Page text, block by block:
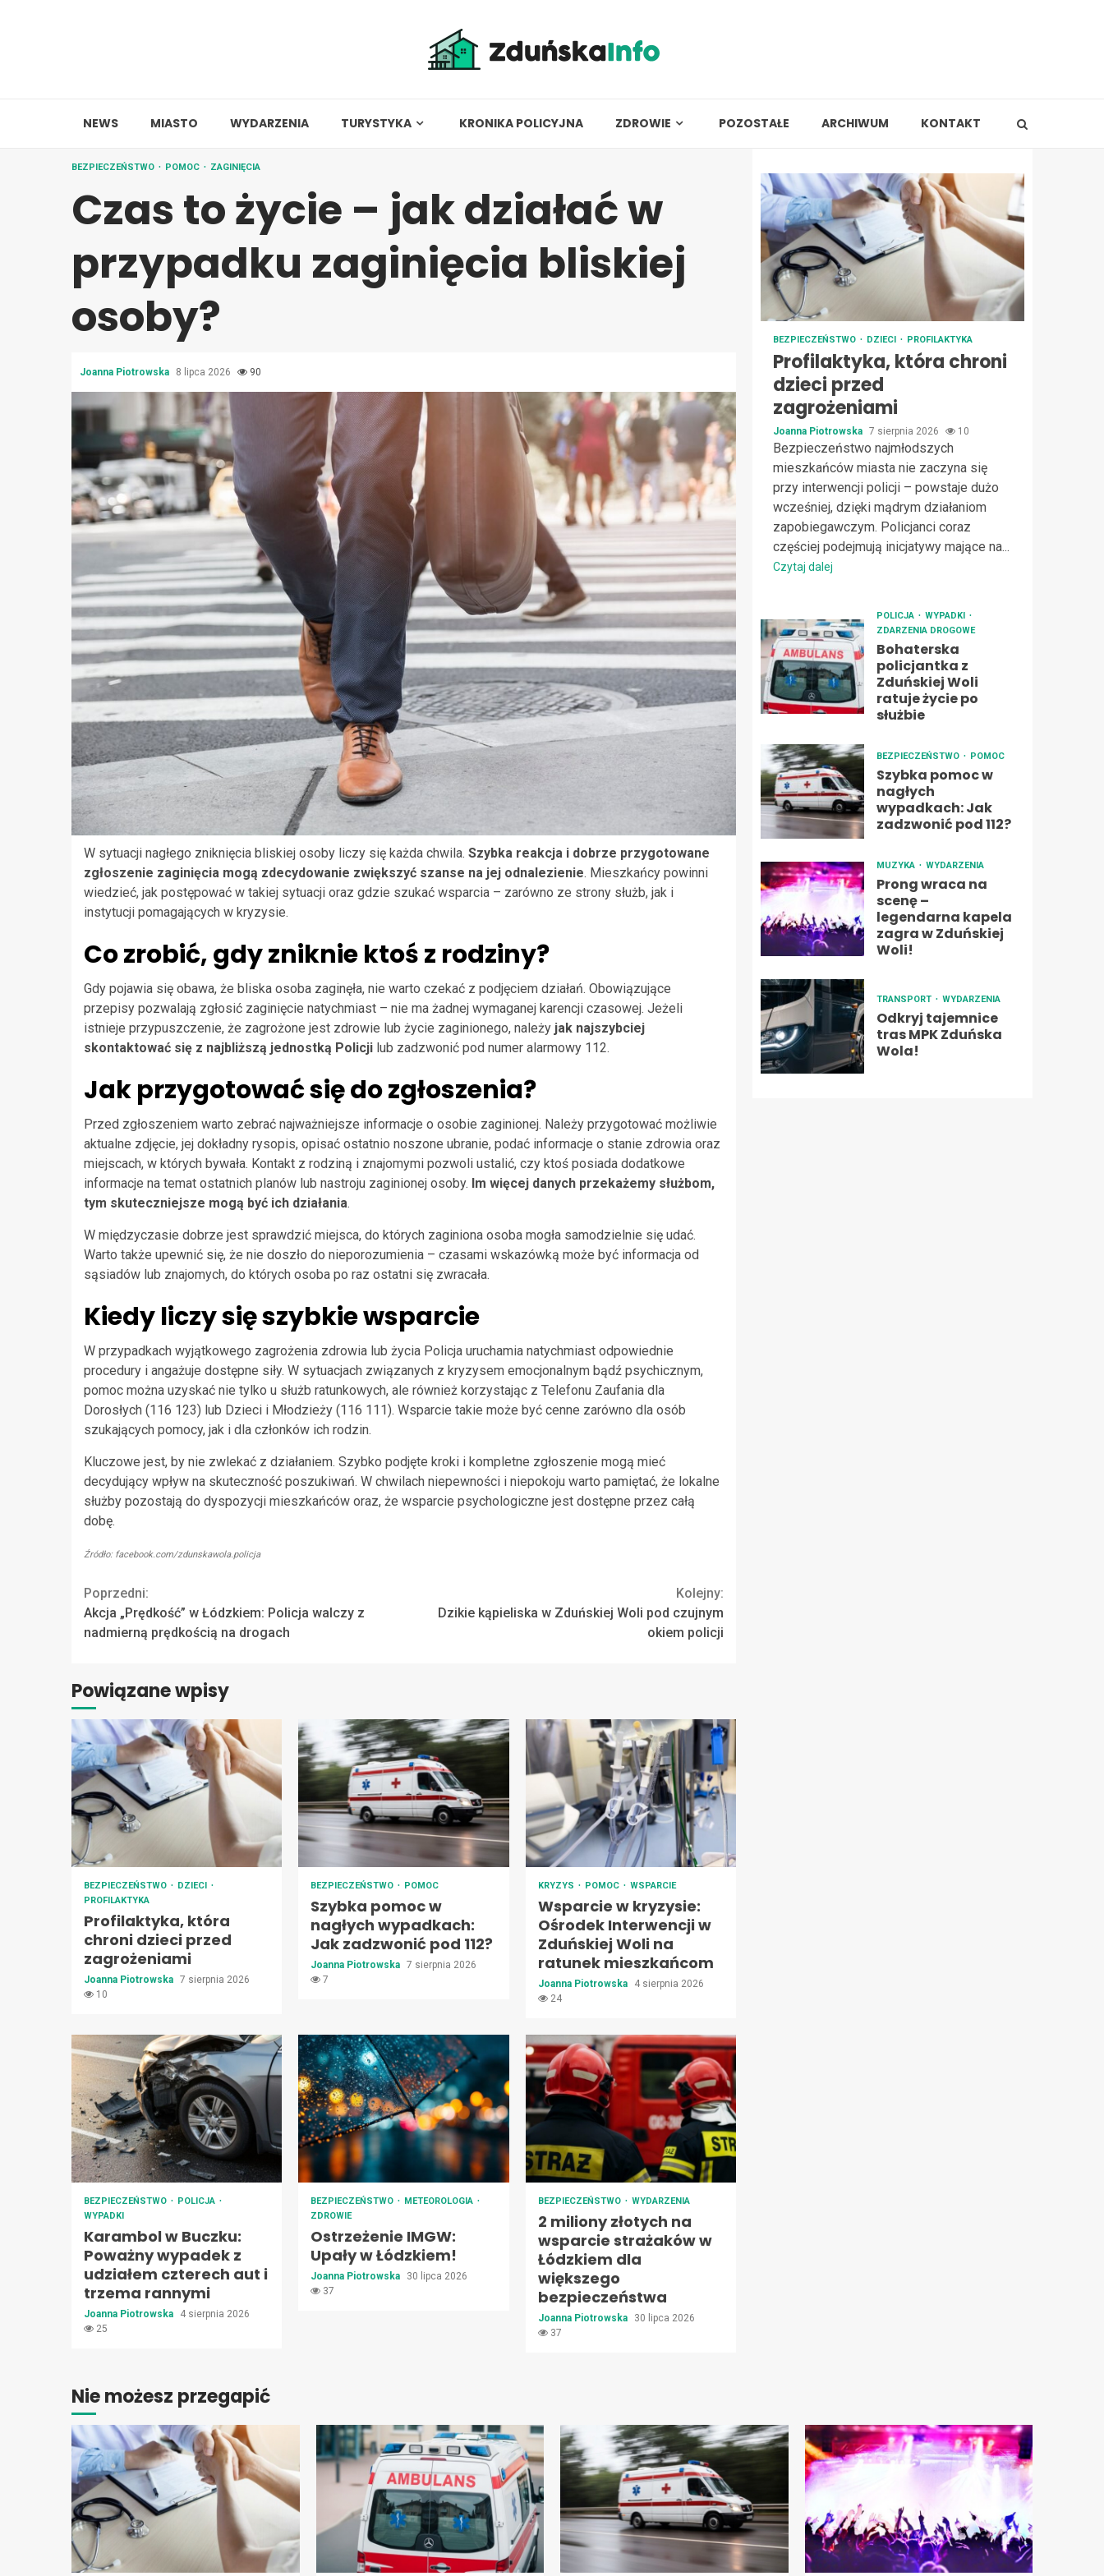
NEWS MIASTO WYDARZENIA TURYSTYKA KRONIKA POLICYJNA ZDROWIE POZOSTAŁE ARCHIWUM KONTAKT
BEZPIECZEŃSTWO POMOC ZAGINIĘCIA
Czas to życie – jak działać w
przypadku zaginięcia bliskiej
osoby?
Joanna Piotrowska 8 lipca 2026 90
W sytuacji nagłego zniknięcia bliskiej osoby liczy się każda chwila. Szybka reakcja i dobrze przygotowane
zgłoszenie zaginięcia mogą zdecydowanie zwiększyć szanse na jej odnalezienie. Mieszkańcy powinni
wiedzieć, jak postępować w takiej sytuacji oraz gdzie szukać wsparcia – zarówno ze strony służb, jak i
instytucji pomagających w kryzysie.
Co zrobić, gdy zniknie ktoś z rodziny?
Gdy pojawia się obawa, że bliska osoba zaginęła, nie warto czekać z podjęciem działań. Obowiązujące
przepisy pozwalają zgłosić zaginięcie natychmiast – nie ma żadnej wymaganej karencji czasowej. Jeżeli
istnieje przypuszczenie, że zagrożone jest zdrowie lub życie zaginionego, należy jak najszybciej
skontaktować się z najbliższą jednostką Policji lub zadzwonić pod numer alarmowy 112.
Jak przygotować się do zgłoszenia?
Przed zgłoszeniem warto zebrać najważniejsze informacje o osobie zaginionej. Należy przygotować możliwie
aktualne zdjęcie, jej dokładny rysopis, opisać ostatnio noszone ubranie, podać informacje o stanie zdrowia oraz
miejscach, w których bywała. Kontakt z rodziną i znajomymi pozwoli ustalić, czy ktoś posiada dodatkowe
informacje na temat ostatnich planów lub nastroju zaginionej osoby. Im więcej danych przekażemy służbom,
tym skuteczniejsze mogą być ich działania.
W międzyczasie dobrze jest sprawdzić miejsca, do których zaginiona osoba mogła samodzielnie się udać.
Warto także upewnić się, że nie doszło do nieporozumienia – czasami wskazówką może być informacja od
sąsiadów lub znajomych, do których osoba po raz ostatni się zwracała.
Kiedy liczy się szybkie wsparcie
W przypadkach wyjątkowego zagrożenia zdrowia lub życia Policja uruchamia natychmiast odpowiednie
procedury i angażuje dostępne siły. W sytuacjach związanych z kryzysem emocjonalnym bądź psychicznym,
pomoc można uzyskać nie tylko u służb ratunkowych, ale również korzystając z Telefonu Zaufania dla
Dorosłych (116 123) lub Dzieci i Młodzieży (116 111). Wsparcie takie może być cenne zarówno dla osób
szukających pomocy, jak i dla członków ich rodzin.
Kluczowe jest, by nie zwlekać z działaniem. Szybko podjęte kroki i kompletne zgłoszenie mogą mieć
decydujący wpływ na skuteczność poszukiwań. W chwilach niepewności i niepokoju warto pamiętać, że lokalne
służby pozostają do dyspozycji mieszkańców oraz, że wsparcie psychologiczne jest dostępne przez całą
dobę.
Źródło: facebook.com/zdunskawola.policja
Continue
Reading
Poprzedni:
Akcja „Prędkość” w Łódzkiem: Policja walczy z
nadmierną prędkością na drogach
Kolejny:
Dzikie kąpieliska w Zduńskiej Woli pod czujnym
okiem policji
Powiązane wpisy
BEZPIECZEŃSTWO
DZIECI
PROFILAKTYKA
Profilaktyka, która
chroni dzieci przed
zagrożeniami
Joanna Piotrowska 7 sierpnia 2026
10
BEZPIECZEŃSTWO POMOC
Szybka pomoc w
nagłych wypadkach:
Jak zadzwonić pod 112?
Joanna Piotrowska 7 sierpnia 2026
7
KRYZYS POMOC WSPARCIE
Wsparcie w kryzysie:
Ośrodek Interwencji w
Zduńskiej Woli na
ratunek mieszkańcom
Joanna Piotrowska
4 sierpnia 2026
24
BEZPIECZEŃSTWO
POLICJA
WYPADKI
Karambol w Buczku:
Poważny wypadek z
udziałem czterech aut i
trzema rannymi
Joanna Piotrowska
4 sierpnia 2026
25
BEZPIECZEŃSTWO
METEOROLOGIA
ZDROWIE
Ostrzeżenie IMGW:
Upały w Łódzkiem!
Joanna Piotrowska
30 lipca 2026
37
BEZPIECZEŃSTWO WYDARZENIA
2 miliony złotych na
wsparcie strażaków w
Łódzkiem dla
większego
bezpieczeństwa
Joanna Piotrowska
30 lipca 2026
37
BEZPIECZEŃSTWO DZIECI PROFILAKTYKA
Profilaktyka, która chroni
dzieci przed
zagrożeniami
Joanna Piotrowska 7 sierpnia 2026 10
Bezpieczeństwo najmłodszych
mieszkańców miasta nie zaczyna się
przy interwencji policji – powstaje dużo
wcześniej, dzięki mądrym działaniom
zapobiegawczym. Policjanci coraz
częściej podejmują inicjatywy mające na...
Czytaj dalej
POLICJA
WYPADKI
ZDARZENIA DROGOWE
Bohaterska
policjantka z
Zduńskiej Woli
ratuje życie po
służbie
BEZPIECZEŃSTWO POMOC
Szybka pomoc w
nagłych
wypadkach: Jak
zadzwonić pod 112?
MUZYKA WYDARZENIA
Prong wraca na
scenę –
legendarna kapela
zagra w Zduńskiej
Woli!
TRANSPORT WYDARZENIA
Odkryj tajemnice
tras MPK Zduńska
Wola!
Nie możesz przegapić